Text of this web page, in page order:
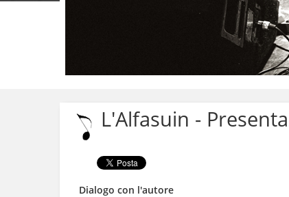
Salta
navigazione
L'Alfasuin -
Dialogo con l'autore